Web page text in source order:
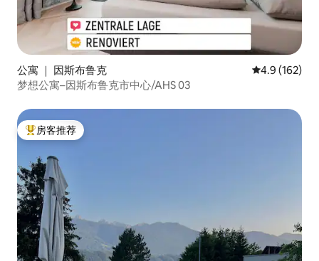
公寓 ｜ 因斯布鲁克 平均评分 4.9
4.9 (162)
梦想公寓–因斯布鲁克市中心/AHS 03
热门「房客推荐」
房客推荐